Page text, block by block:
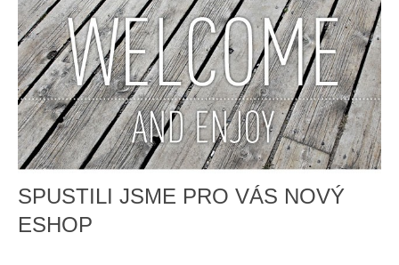
SPUSTILI JSME PRO VÁS NOVÝ
ESHOP